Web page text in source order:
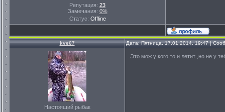
Репутация: 23
Замечания: 0%
Статус: Offline
kve67 Дата: Пятница, 17.01.2014, 19:47 |
Настоящий рыбак
Это мож у кого то и летит ,но не у